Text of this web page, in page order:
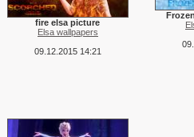
fire elsa picture
Elsa wallpapers
09.12.2015 14:21